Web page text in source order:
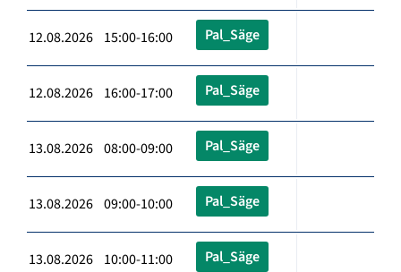
12.08.2026 15:00-16:00 Pal_Säge
12.08.2026 16:00-17:00 Pal_Säge
13.08.2026 08:00-09:00 Pal_Säge
13.08.2026 09:00-10:00 Pal_Säge
13.08.2026 10:00-11:00 Pal_Säge